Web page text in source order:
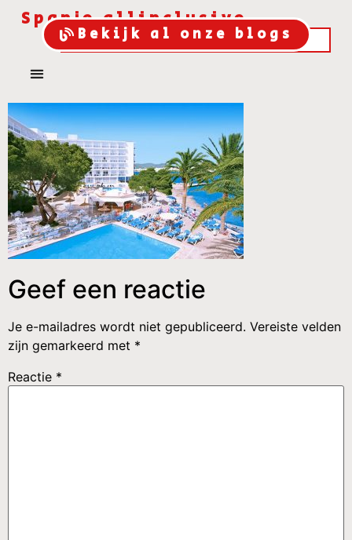
Spanje allinclusive
Bekijk al onze blogs
Geef een reactie
Je e-mailadres wordt niet gepubliceerd. Vereiste velden
zijn gemarkeerd met *
Reactie *